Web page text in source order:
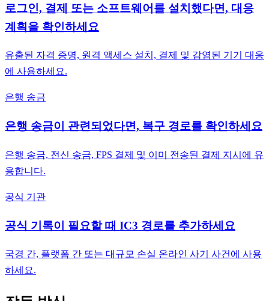
로그인, 결제 또는 소프트웨어를 설치했다면, 대응
계획을 확인하세요
유출된 자격 증명, 원격 액세스 설치, 결제 및 감염된 기기 대응
에 사용하세요.
은행 송금
은행 송금이 관련되었다면, 복구 경로를 확인하세요
은행 송금, 전신 송금, FPS 결제 및 이미 전송된 결제 지시에 유
용합니다.
공식 기관
공식 기록이 필요할 때 IC3 경로를 추가하세요
국경 간, 플랫폼 간 또는 대규모 손실 온라인 사기 사건에 사용
하세요.